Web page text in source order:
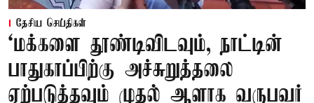
தேசிய செய்திகள்
‘மக்களை தூண்டிவிடவும், நாட்டின்
பாதுகாப்பிற்கு அச்சுறுத்தலை
ஏற்படுத்தவும் முதல் ஆளாக வருபவர்